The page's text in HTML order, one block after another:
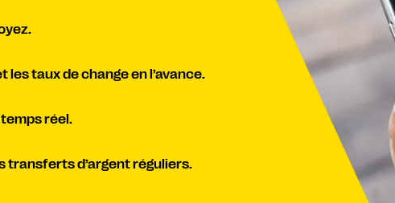
les taux de change en l’avance.
réel.
transferts d’argent réguliers.